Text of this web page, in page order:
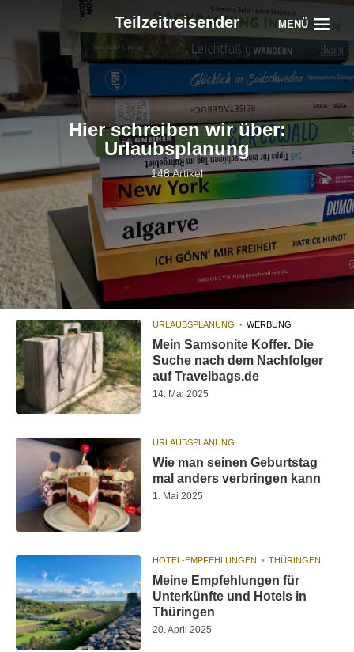
Teilzeitreisender MENÜ
Hier schreiben wir über:
Urlaubsplanung
148 Artikel
URLAUBSPLANUNG WERBUNG
Mein Samsonite Koffer. Die
Suche nach dem Nachfolger
auf Travelbags.de
14. Mai 2025
URLAUBSPLANUNG
Wie man seinen Geburtstag
mal anders verbringen kann
1. Mai 2025
HOTEL-EMPFEHLUNGEN THÜRINGEN
Meine Empfehlungen für
Unterkünfte und Hotels in
Thüringen
20. April 2025